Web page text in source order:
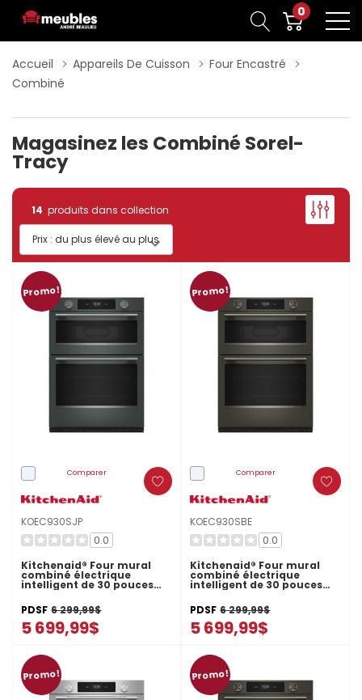
0
Accueil Appareils De Cuisson
Four Encastré
Combiné
Magasinez les Combiné Sorel-
Tracy
14 produits dans collection
Promo!
Comparer
KOEC930SJP
0.0
Kitchenaid® Four mural
combiné électrique
intelligent de 30 pouces
avec caméra de cuisson
intelligente - Fini
Genévrier KOEC930SJP
PDSF 6 299,99$
5 699,99$
Promo!
Comparer
KOEC930SBE
0.0
Kitchenaid® Four mural
combiné électrique
intelligent de 30 pouces
avec caméra de cuisson
intelligente - Fini minerai
noir KOEC930SBE
PDSF 6 299,99$
5 699,99$
Promo! Promo!